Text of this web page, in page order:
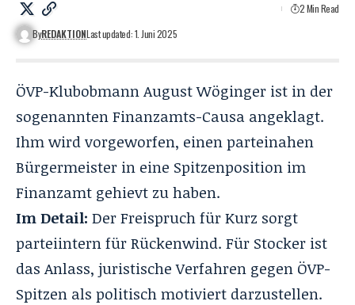
ByREDAKTIONLast updated: 1. Juni 2025
2 Min Read
ÖVP-Klubobmann August Wöginger ist in der
sogenanntenFinanzamts-Causa angeklagt.
Ihm wird vorgeworfen, einen parteinahen
Bürgermeister in eine Spitzenposition im
Finanzamt gehievt zu haben.
Im Detail: Der Freispruch für Kurz sorgt
parteiintern für Rückenwind. Für Stocker ist
das Anlass, juristische Verfahren gegen ÖVP-
Spitzen als politisch motiviert darzustellen.